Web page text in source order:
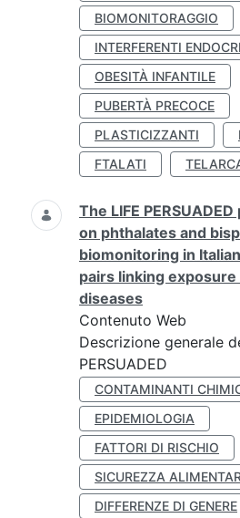
BIOMONITORAGGIO
INTERFERENTI
OBESITÀ INFANTILE
PUBERTÀ PRECOCE
PLASTICIZZANTI
FTALATI
The LIFE
on phthalates and
biomonitoring in
pairs linking exposure
diseases
Contenuto Web
Descrizione generale
PERSUADED
CONTAMINANTI
EPIDEMIOLOGIA
FATTORI DI RISCHIO
SICUREZZA
DIFFERENZE DI GENERE